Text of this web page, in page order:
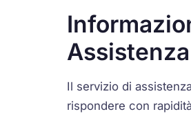
Il servizio di
rispondere con